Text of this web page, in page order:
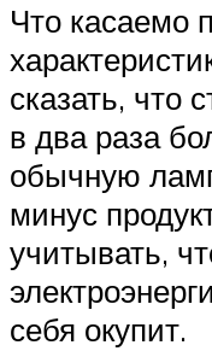
Что касаемо
сказать, что
в два раза
обычную
минус
учитывать,
себя окупит.